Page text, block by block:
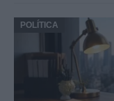
POLÍTICA